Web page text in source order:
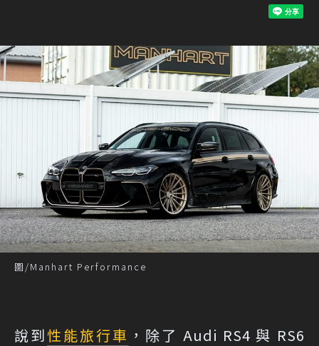
圖/Manhart Performance
說到性能旅行車 ，除了 Audi RS4 與 RS6